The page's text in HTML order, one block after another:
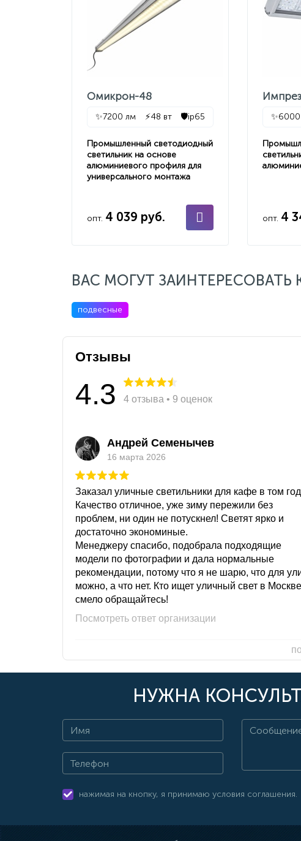
Омикрон-48
✨7200 лм ⚡48 вт 🛡️ip65
Промышленный светодиодный
светильник на основе
алюминиевого профиля для
универсального монтажа
опт. 4 039 руб.
✨
опт. 4
ВАС МОГУТ ЗАИНТЕРЕСОВАТЬ
подвесные
Отзывы
4.3 4 отзыва • 9 оценок
Андрей Семенычев
16 марта 2026
Заказал уличные светильники для кафе в том
Качество отличное, уже зиму пережили без
проблем, ни один не потускнел! Светят ярко и
достаточно экономиные.
Менеджеру спасибо, подобрала подходящие
модели по фотографии и дала нормальные
рекомендации, потому что я не шарю, что для
можно, а что нет. Кто ищет уличный свет в
смело обращайтесь!
Посмотреть ответ организации
НУЖНА
нажимая на кнопку, я принимаю условия соглашения.